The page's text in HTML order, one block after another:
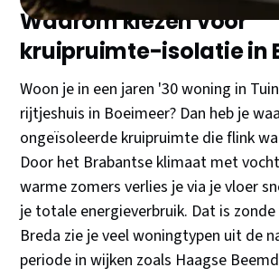
Waarom kiezen voor
kruipruimte-isolatie in
Woon je in een jaren '30 woning in
rijtjeshuis in Boeimeer? Dan heb je
ongeïsoleerde kruipruimte die flink
Door het Brabantse klimaat met
warme zomers verlies je via je vloer
je totale energieverbruik. Dat is
Breda zie je veel woningtypen uit de
periode in wijken zoals Haagse